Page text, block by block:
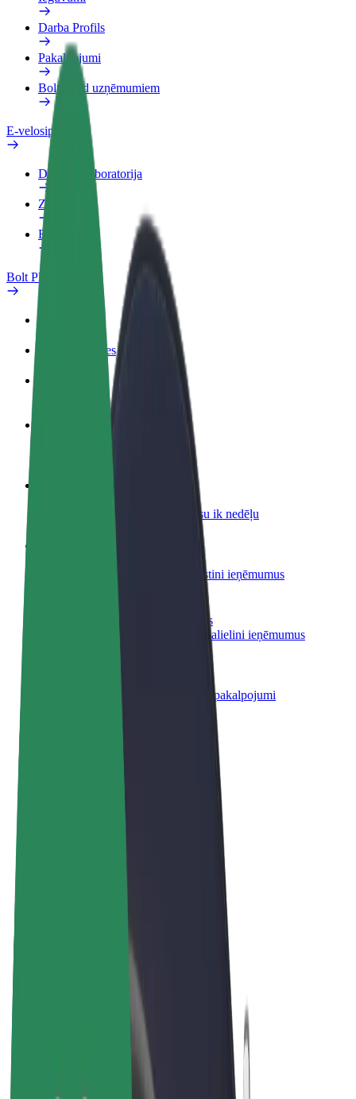
Darba Profils
Pakalpojumi
Bolt Food uzņēmumiem
E-velosipēdi
Drošības laboratorija
Ziņot
BUJ
Bolt Plus
Kā pievienoties
Kļūsti par autovadītāju
Piegādā ēdienu un saņem izmaksu ik nedēļu
Sasniedz vairāk klientu un paaugstini ieņēmumus
Reģistrējies kā autoparka īpašnieks
Pievieno savu autoparku Bolt un palielini ieņēmumus
Bolt for Business
Tavam uzņēmumam pielāgoti Bolt pakalpojumi